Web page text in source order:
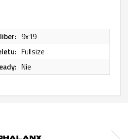
9x19
Fullsize
Nie